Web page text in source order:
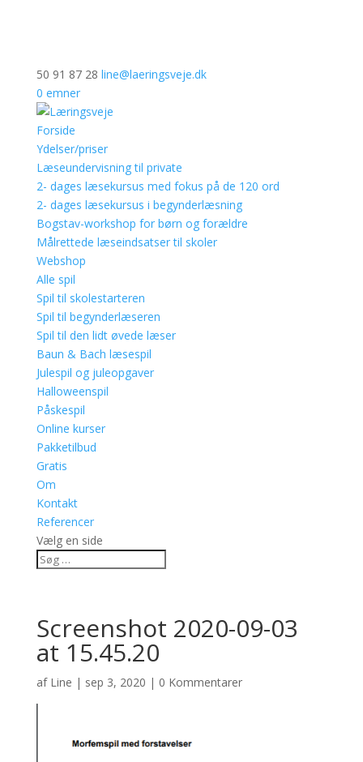
50 91 87 28 line@laeringsveje.dk
0 emner
Forside
Ydelser/priser
Læseundervisning til private
2- dages læsekursus med fokus på de 120 ord
2- dages læsekursus i begynderlæsning
Bogstav-workshop for børn og forældre
Målrettede læseindsatser til skoler
Webshop
Alle spil
Spil til skolestarteren
Spil til begynderlæseren
Spil til den lidt øvede læser
Baun & Bach læsespil
Julespil og juleopgaver
Halloweenspil
Påskespil
Online kurser
Pakketilbud
Gratis
Om
Kontakt
Referencer
Vælg en side
Screenshot 2020-09-03
at 15.45.20
af Line | sep 3, 2020 | 0 Kommentarer